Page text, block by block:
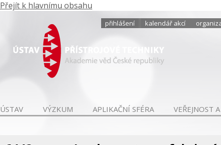
Přejít k hlavnímu obsahu
přihlášení kalendář akcí
ÚSTAV VÝZKUM APLIKAČNÍ SFÉRA VEŘEJNOST